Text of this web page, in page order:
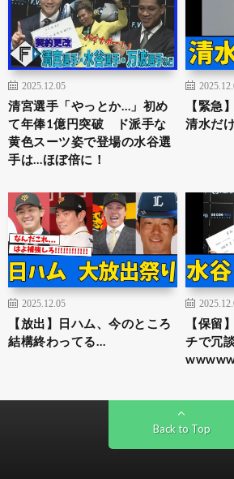
2025.12.05
清宮選手「やっとか…」初め
て年俸1億円突破 ド派手な
黄色スーツ姿で登場の水谷選
手は…ほぼ倍に！
【緊急
清水だ
2025.12.05
【放出】日ハム、今のところ
結構終わってる…
【保留
チで冗
Back to Top